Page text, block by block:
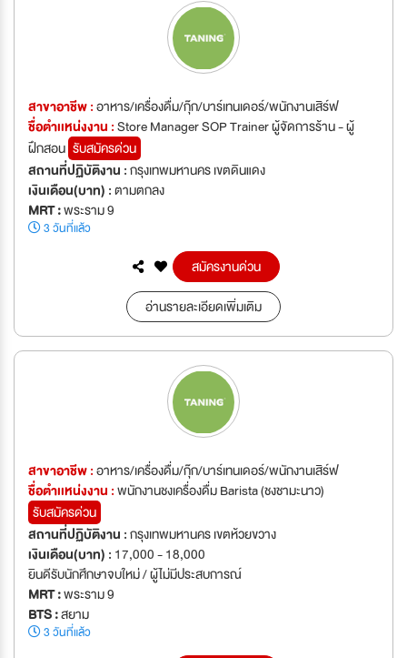
สาขาอาชีพ :อาหาร/เครื่องดื่ม/กุ๊ก/บาร์เทนเดอร์/พนักงานเสิร์ฟ
ชื่อตำเเหน่งงาน :Store Manager SOP Trainer ผู้จัดการร้าน - ผู้
ฝึกสอน รับสมัครด่วน
สถานที่ปฏิบัติงาน :กรุงเทพมหานคร เขตดินแดง
เงินเดือน(บาท) :ตามตกลง
MRT :พระราม 9
3 วันที่แล้ว
สมัครงานด่วน
อ่านรายละเอียดเพิ่มเติม
สาขาอาชีพ :อาหาร/เครื่องดื่ม/กุ๊ก/บาร์เทนเดอร์/พนักงานเสิร์ฟ
ชื่อตำเเหน่งงาน :พนักงานชงเครื่องดื่ม Barista (ชงชามะนาว)
รับสมัครด่วน
สถานที่ปฏิบัติงาน :กรุงเทพมหานคร เขตห้วยขวาง
เงินเดือน(บาท) : 17,000 - 18,000
ยินดีรับนักศึกษาจบใหม่ / ผู้ไม่มีประสบการณ์
MRT :พระราม 9
BTS :สยาม
3 วันที่แล้ว